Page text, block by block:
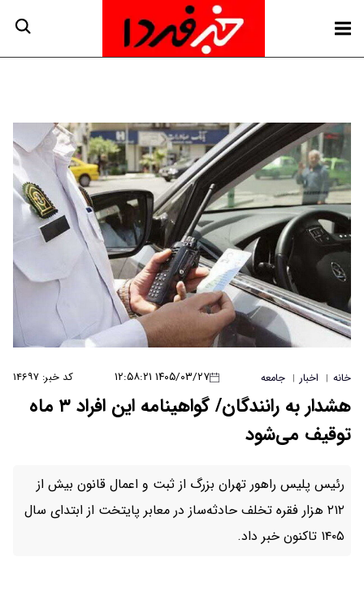
خانه | اخبار | جامعه ۱۴۰۵/۰۳/۲۷ ۱۲:۵۸:۲۱ کد خبر: ۱۴۶۹۷
هشدار به رانندگان/ گواهینامه این افراد ۳ ماه
توقیف می‌شود
رئیس پلیس راهور تهران بزرگ از ثبت و اعمال قانون بیش از
۲۱۲ هزار فقره تخلف حادثه‌ساز در معابر پایتخت از ابتدای سال
۱۴۰۵ تاکنون خبر داد.